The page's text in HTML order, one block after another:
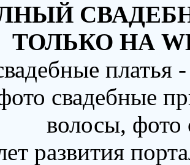
ТОЛЬКО НА
свадебные
волосы,
развития